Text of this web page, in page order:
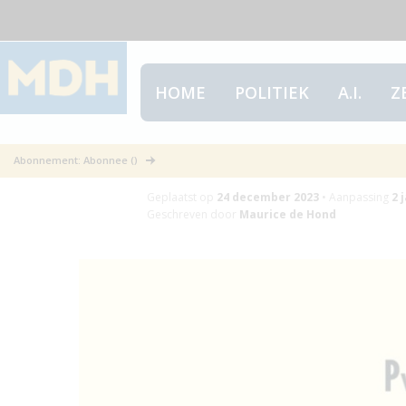
HOME POLITIEK A.I.
Abonnement: Abonnee () Uit 2016: Voor
24 december 2023•
2
Maurice de Hond